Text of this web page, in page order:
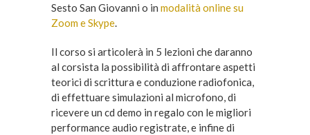
Sesto San Giovanni o in modalità online su
Zoom e Skype.
Il corso si articolerà in 5 lezioni che daranno
al corsista la possibilità di affrontare aspetti
teorici di scrittura e conduzione radiofonica,
di effettuare simulazioni al microfono, di
ricevere un cd demo in regalo con le migliori
performance audio registrate, e infine di